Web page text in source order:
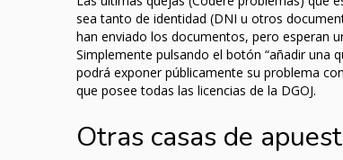
sea tanto de identidad (DNI u otros
han enviado los documentos, pero esperan
Simplemente pulsando el botón “añadir una
podrá exponer públicamente su problema
que posee todas las licencias de la DGOJ.
Otras casas de